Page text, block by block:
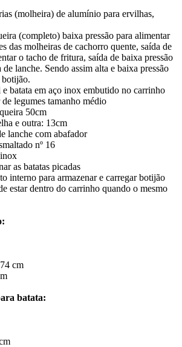
(molheira) de alumínio para ervilhas,
(completo) baixa pressão para alimentar
das molheiras de cachorro quente, saída de
o tacho de fritura, saída de baixa pressão
lanche. Sendo assim alta e baixa pressão
botijão.
batata em aço inox embutido no carrinho
legumes tamanho médio
50cm
e outra: 13cm
lanche com abafador
nº 16
as batatas picadas
interno para armazenar e carregar botijão
estar dentro do carrinho quando o mesmo
cm
batata: